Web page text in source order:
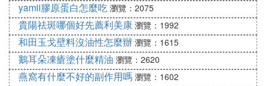
2、選擇成分天然的：由於寶寶的肌膚屏障還未發育
完全，肌膚比較敏感，所以應該選擇成分天然的面
霜，以免刺激寶寶的肌膚，甚至使寶寶的紅臉蛋更加
嚴重；建議大家選擇有適當添加天然植物成分的面
霜，能夠溫和養護寶寶的肌膚。
yamii膠原蛋白怎麼吃 瀏覽：2075
貴陽祛斑哪個好先薦利美康 瀏覽：1992
和田玉戈壁料沒油性怎麼辦 瀏覽：1615
鵝耳朵凍瘡塗什麼精油 瀏覽：2620
燕窩有什麼不好的副作用嗎 瀏覽：1602